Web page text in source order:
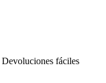
Devoluciones fáciles